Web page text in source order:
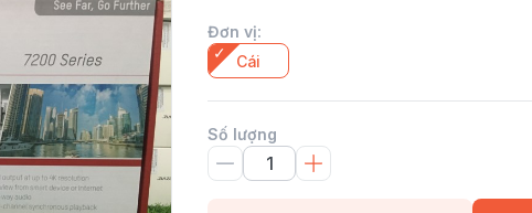
Đơn vị:
Cái
Số lượng